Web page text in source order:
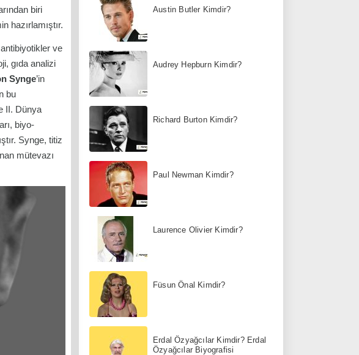
biri
hazırlamıştır.
ve
gıda analizi
Synge’in
bu
II. Dünya
biyo-
Synge, titiz
mütevazı
Austin Butler Kimdir?
Audrey Hepburn Kimdir?
Richard Burton Kimdir?
Paul Newman Kimdir?
Laurence Olivier Kimdir?
Füsun Önal Kimdir?
Erdal Özyağcılar Kimdir? Erdal
Özyağcılar Biyografisi